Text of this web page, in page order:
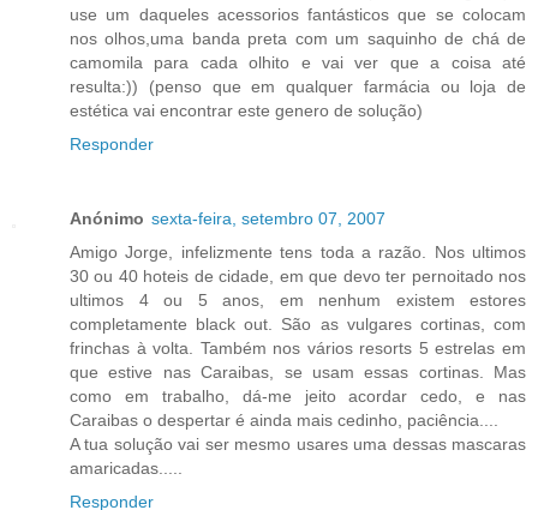
use um daqueles acessorios fantásticos que se colocam
nos olhos,uma banda preta com um saquinho de chá de
camomila para cada olhito e vai ver que a coisa até
resulta:)) (penso que em qualquer farmácia ou loja de
estética vai encontrar este genero de solução)
Responder
Anónimo sexta-feira, setembro 07, 2007
Amigo Jorge, infelizmente tens toda a razão. Nos ultimos
30 ou 40 hoteis de cidade, em que devo ter pernoitado nos
ultimos 4 ou 5 anos, em nenhum existem estores
completamente black out. São as vulgares cortinas, com
frinchas à volta. Também nos vários resorts 5 estrelas em
que estive nas Caraibas, se usam essas cortinas. Mas
como em trabalho, dá-me jeito acordar cedo, e nas
Caraibas o despertar é ainda mais cedinho, paciência....
A tua solução vai ser mesmo usares uma dessas mascaras
amaricadas.....
Responder